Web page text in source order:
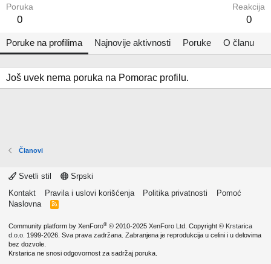
Poruka
0
Reakcija
0
Poruke na profilima Najnovije aktivnosti Poruke O članu
Još uvek nema poruka na Pomorac profilu.
Članovi
Svetli stil
Srpski
Kontakt
Pravila i uslovi korišćenja Politika privatnosti
Pomoć
Naslovna
R
Community platform by XenForo® © 2010-2025 XenForo Ltd. Copyright © Krstarica
d.o.o. 1999-2026. Sva prava zadržana. Zabranjena je reprodukcija u celini i u delovima
bez dozvole.
Krstarica ne snosi odgovornost za sadržaj poruka.